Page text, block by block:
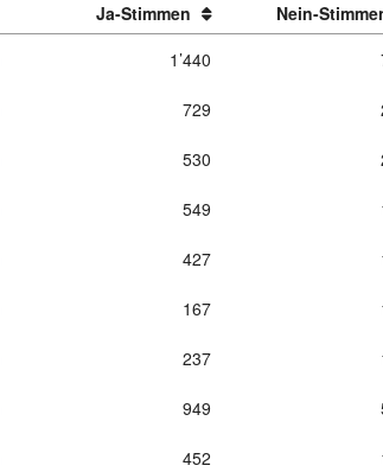
Ja-Stimmen Nein-
1’440
729
530
549
427
167
237
949
452